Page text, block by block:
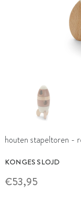
houten stapeltoren -
KONGES SLOJD
€53,95